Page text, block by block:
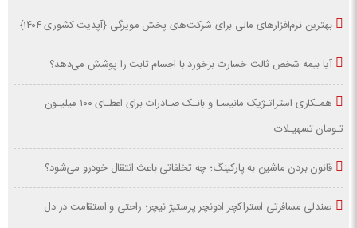
بهترین نرم‌افزارهای مالی برای شرکت‌های پخش مویرگی {آپدیت کشوری ۱۴۰۴}
آیا بیمه شخص ثالث خسارت برخورد با اجسام ثابت را پوشش می‌دهد؟
همـکاری استراتـژیک مانیسـا و بانـک صـادرات برای اعطـای ۱۰۰ میلیـون
تـومان تسهیـلات
قانون بردن ماشین به پارکینگ؛ چه تخلفاتی باعث انتقال خودرو می‌شود؟
صندلی مسافرتی استراکچر ادونچر پرستیژ نیچر؛ راحتی و استقامت در دل